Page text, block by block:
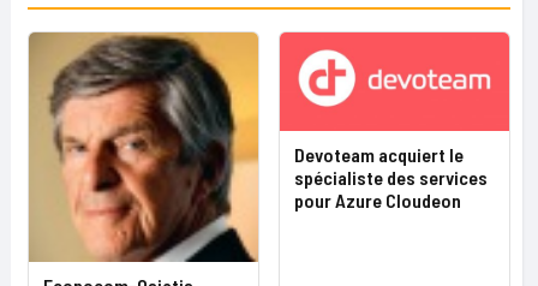
Devoteam acquiert le
spécialiste des services
pour Azure Cloudeon